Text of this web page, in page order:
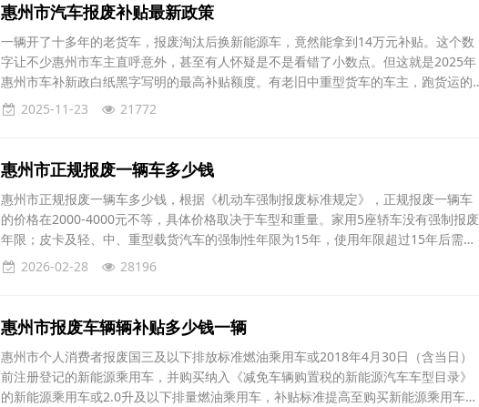
惠州市汽车报废补贴最新政策
一辆开了十多年的老货车，报废淘汰后换新能源车，竟然能拿到14万元补贴。这个数
字让不少惠州市车主直呼意外，甚至有人怀疑是不是看错了小数点。但这就是2025年
惠州市车补新政白纸黑字写明的最高补贴额度。有老旧中重型货车的车主，跑货运的
个体户和小运输公司。只要你的货车是国三或国四标准，在2025年7月1日到2026年12
月31日之间处理掉，再购买新能源货车，就能拿到补贴。淘汰补贴是指只把旧货车报
2025-11-23 21772
惠州市正规报废一辆车多少钱
惠州市正规报废一辆车多少钱，根据《机动车强制报废标准规定》，正规报废一辆车
的价格在2000-4000元不等，具体价格取决于车型和重量。家用5座轿车没有强制报废
年限；皮卡及轻、中、重型载货汽车的强制性年限为15年，使用年限超过15年后需报
废；微型载货汽车的强制性年限为12年。此外，车辆的重量也是影响价格的一个重要
因素。重量超过一吨的废车，其价格通常在1800至3000元之间，然而这个价格会根据
2026-02-28 28196
惠州市报废车辆辆补贴多少钱一辆
惠州市个人消费者报废国三及以下排放标准燃油乘用车或2018年4月30日（含当日）
前注册登记的新能源乘用车，并购买纳入《减免车辆购置税的新能源汽车车型目录》
的新能源乘用车或2.0升及以下排量燃油乘用车，补贴标准提高至购买新能源乘用车补